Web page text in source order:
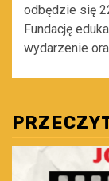
odbędzie się
Fundację
wydarzenie